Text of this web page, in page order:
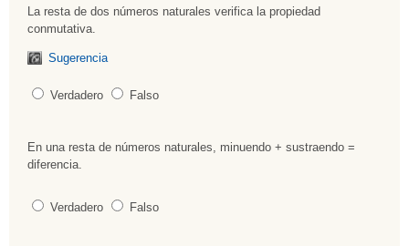
Pregunta 2
La resta de dos números naturales verifica la propiedad
conmutativa.
Sugerencia
Verdadero Falso
Pregunta 3
En una resta de números naturales, minuendo + sustraendo =
diferencia.
Verdadero Falso